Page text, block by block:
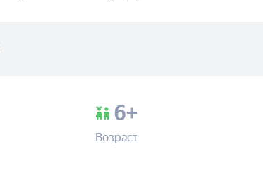
6+
Возраст